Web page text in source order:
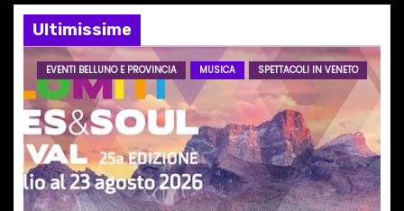
a
r
t
i
c
Ultimissime
EVENTI BELLUNO E PROVINCIA MUSICA SPETTACOLI IN VENETO